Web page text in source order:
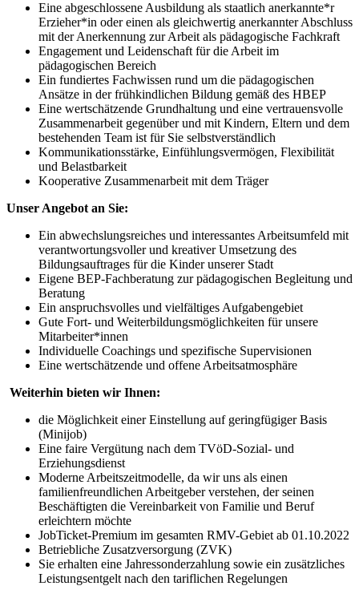
Eine abgeschlossene Ausbildung als staatlich anerkannte*r
Erzieher*in oder einen als gleichwertig anerkannter Abschluss
mit der Anerkennung zur Arbeit als pädagogische Fachkraft
Engagement und Leidenschaft für die Arbeit im
pädagogischen Bereich
Ein fundiertes Fachwissen rund um die pädagogischen
Ansätze in der frühkindlichen Bildung gemäß des HBEP
Eine wertschätzende Grundhaltung und eine vertrauensvolle
Zusammenarbeit gegenüber und mit Kindern, Eltern und dem
bestehenden Team ist für Sie selbstverständlich
Kommunikationsstärke, Einfühlungsvermögen, Flexibilität
und Belastbarkeit
Kooperative Zusammenarbeit mit dem Träger
Unser Angebot an Sie:
Ein abwechslungsreiches und interessantes Arbeitsumfeld mit
verantwortungsvoller und kreativer Umsetzung des
Bildungsauftrages für die Kinder unserer Stadt
Eigene BEP-Fachberatung zur pädagogischen Begleitung und
Beratung
Ein anspruchsvolles und vielfältiges Aufgabengebiet
Gute Fort- und Weiterbildungsmöglichkeiten für unsere
Mitarbeiter*innen
Individuelle Coachings und spezifische Supervisionen
Eine wertschätzende und offene Arbeitsatmosphäre
Weiterhin bieten wir Ihnen:
die Möglichkeit einer Einstellung auf geringfügiger Basis
(Minijob)
Eine faire Vergütung nach dem TVöD-Sozial- und
Erziehungsdienst
Moderne Arbeitszeitmodelle, da wir uns als einen
familienfreundlichen Arbeitgeber verstehen, der seinen
Beschäftigten die Vereinbarkeit von Familie und Beruf
erleichtern möchte
JobTicket-Premium im gesamten RMV-Gebiet ab 01.10.2022
Betriebliche Zusatzversorgung (ZVK)
Sie erhalten eine Jahressonderzahlung sowie ein zusätzliches
Leistungsentgelt nach den tariflichen Regelungen